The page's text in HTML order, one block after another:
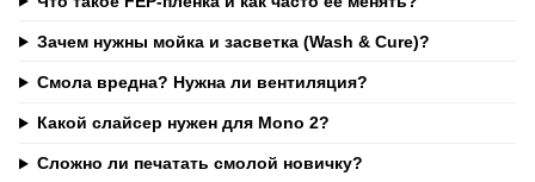
Зачем нужны мойка и засветка (Wash & Cure)?
Смола вредна? Нужна ли вентиляция?
Какой слайсер нужен для Mono 2?
Сложно ли печатать смолой новичку?